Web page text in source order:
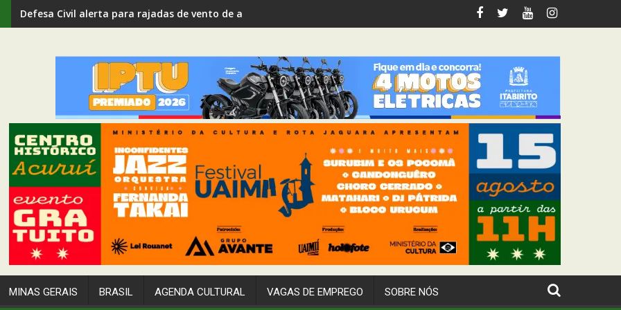
Defesa Civil alerta para rajadas de vento de até 80 km/h em Itabirito
MINAS GERAIS BRASIL AGENDA CULTURAL VAGAS DE EMPREGO SOBRE NÓS